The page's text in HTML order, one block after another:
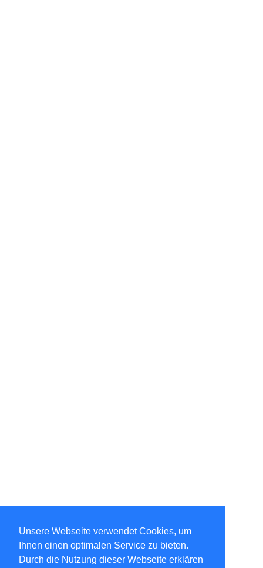
Unsere Webseite verwendet Cookies, um
Ihnen einen optimalen Service zu bieten.
Durch die Nutzung dieser Webseite erklären